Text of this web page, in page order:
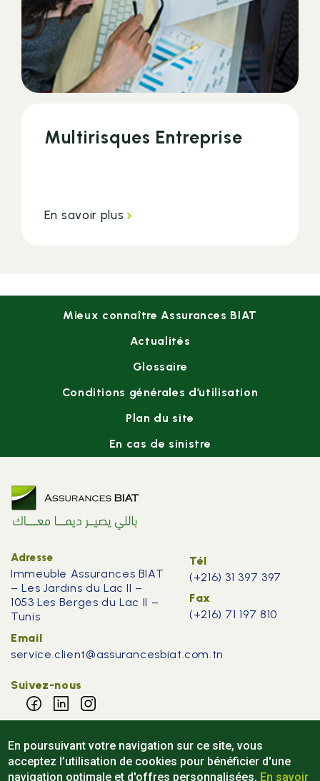
Multirisques Entreprise
En savoir plus
Mieux connaître Assurances BIAT
Actualités
Glossaire
Conditions générales d’utilisation
Plan du site
En cas de sinistre
Adresse
Immeuble Assurances BIAT
– Les Jardins du Lac II –
1053 Les Berges du Lac II –
Tunis
Tél
(+216) 31 397 397
Fax
(+216) 71 197 810
Email
service.client@assurancesbiat.com.tn
Suivez-nous
En poursuivant votre navigation sur ce site, vous
acceptez l’utilisation de cookies pour bénéficier d'une
navigation optimale et d'offres personnalisées. En savoir